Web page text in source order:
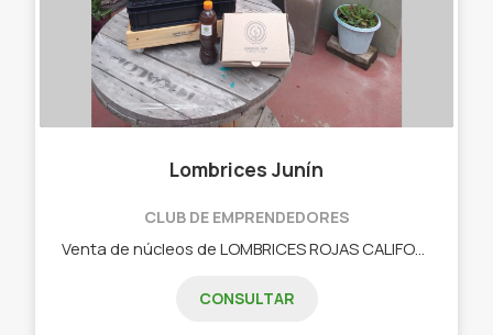
Lombrices Junín
CLUB DE EMPRENDEDORES
CONSULTAR